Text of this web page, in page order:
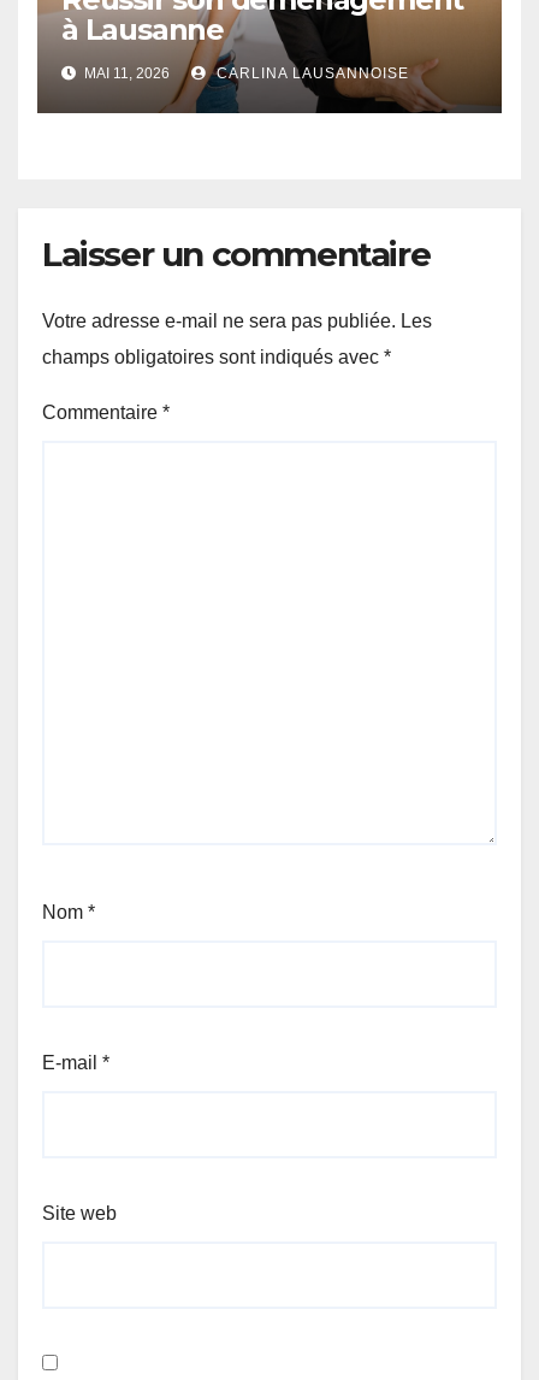
à Lausanne
MAI 11, 2026 CARLINA LAUSANNOISE
Laisser un commentaire
Votre adresse e-mail ne sera pas publiée. Les
champs obligatoires sont indiqués avec *
Commentaire *
Nom *
E-mail *
Site web